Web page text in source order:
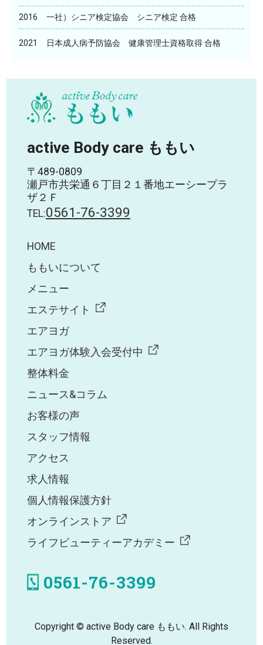
2016 一社）シニア検定協会 シニア検定 合格
2021 日本成人病予防協会 健康管理士資格取得 合格
active Body care ももい
〒489-0809
瀬戸市共栄通６丁目２１番地エーシープラ
ザ２Ｆ
TEL:0561-76-3399
HOME
ももいについて
メニュー
エステサイト
エアヨガ
エアヨガ体験入会受付中
整体料金
ニュース&コラム
お客様の声
スタッフ情報
アクセス
求人情報
個人情報保護方針
オンラインストア
ライフビューティーアカデミー
0561-76-3399
Copyright © active Body care ももい. All Rights
Reserved.